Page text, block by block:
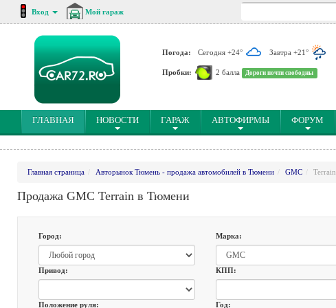
Вход Мой гараж
Погода: Сегодня +24° Завтра +21°
Пробки: 2 балла Дороги почти свободны
ГЛАВНАЯ(CURRENT)
НОВОСТИ ГАРАЖ АВТОФИРМЫ ФОРУМ
Главная страница Авторынок Тюмень - продажа автомобилей в Тюмени GMC Terrain
Продажа GMC Terrain в Тюмени
Город: Марка:
Привод: КПП:
Положение руля: Год: